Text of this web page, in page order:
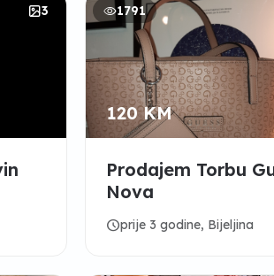
3 1791
120 KM
Prodajem Torbu
Nova
scheduleprije 3 godine, Bijeljina